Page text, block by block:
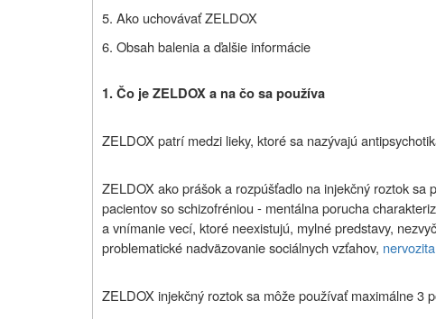
5. Ako uchovávať ZELDOX
6. Obsah balenia a ďalšie informácie
1. Čo je ZELDOX a na čo sa používa
ZELDOX patrí medzi lieky, ktoré sa nazývajú
ZELDOX ako prášok a rozpúšťadlo na injekčný roztok
pacientov so schizofréniou - mentálna porucha
a vnímanie vecí, ktoré neexistujú, mylné predstavy,
problematické nadväzovanie sociálnych vzťahov, nervozita
ZELDOX injekčný roztok sa môže používať maximálne 3